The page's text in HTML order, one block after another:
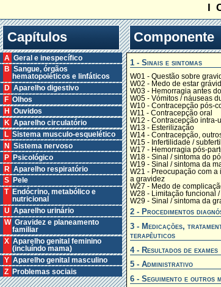
Capítulos
A Geral e inespecífico
B Sangue, órgãos
hematopoiéticos e linfáticos
D Aparelho digestivo
F Olhos
H Ouvidos
K Aparelho circulatório
L Sistema musculo-esquelético
N Sistema nervoso
P Psicológico
R Aparelho respiratório
S Pele
T Endócrino, metabólico e
nutricional
U Aparelho urinário
W Gravidez e planeamento
familiar
X Aparelho genital feminino
(incluíndo mama)
Y Aparelho genital masculino
Z Problemas sociais
Componente
1 - Sinais e sintomas
W01 - Questão sobre
W02 - Medo de estar
W03 - Hemorragia antes
W05 - Vómitos / náuseas
W10 - Contracepção pós-
W11 - Contracepção oral
W12 - Contracepção intra-
W13 - Esterilização
W14 - Contracepção,
W15 - Infertilidade /
W17 - Hemorragia pós-
W18 - Sinal / sintoma do
W19 - Sinal / sintoma da
W21 - Preocupação com
a gravidez
W27 - Medo de
W28 - Limitação funcional
W29 - Sinal / sintoma da
2 - Procedimentos
3 - Medicações,
terapêuticos
4 - Resultados de exames
5 - Administrativo
6 - Seguimento e outros